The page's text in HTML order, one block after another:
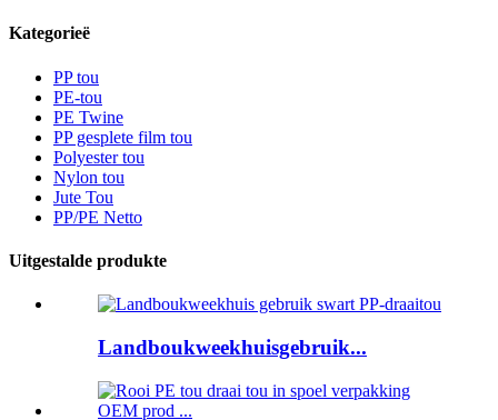
Kategorieë
PP tou
PE-tou
PE Twine
PP gesplete film tou
Polyester tou
Nylon tou
Jute Tou
PP/PE Netto
Uitgestalde produkte
Landboukweekhuisgebruik...